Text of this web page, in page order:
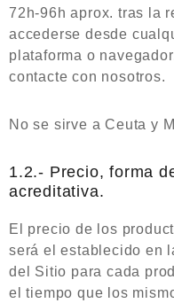
72h-96h aprox. tras la
accederse desde
plataforma o
contacte con nosotros.
No se sirve a Ceuta y
1.2.- Precio, forma
acreditativa.
El precio de los
será el establecido en
del Sitio para cada
el tiempo que los